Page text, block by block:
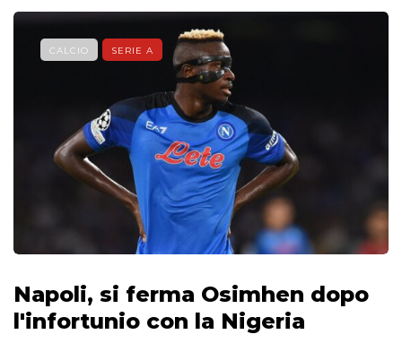
CALCIO SERIE A
Napoli, si ferma Osimhen dopo
l'infortunio con la Nigeria